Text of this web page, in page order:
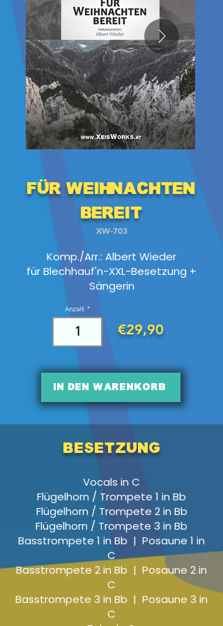
Für Weihnachten
bereit
XW-703
Komp./Arr.: Albert Wieder
für Blechhauf'n-XXL-Besetzung +
Sängerin
Anzahl
€29,90
In den Warenkorb
Besetzung
Vocals in C
Flügelhorn / Trompete 1 in Bb
Flügelhorn / Trompete 2in Bb
Flügelhorn / Trompete 3 in Bb
Basstrompete 1 in Bb | Posaune 1 in
C
Basstrompete 2 in Bb | Posaune 2 in
C
Basstrompete 3 in Bb | Posaune 3 in
C